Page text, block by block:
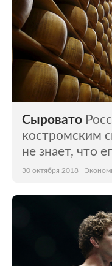
Сыровато
костромским
не знает, что
30 октября 2018